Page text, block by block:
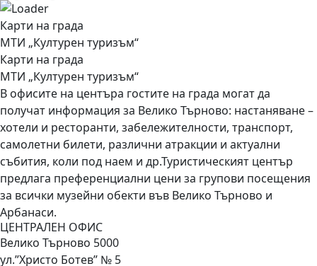
Карти на града
МТИ „Културен туризъм“
Карти на града
МТИ „Културен туризъм“
В офисите на центъра гостите на града могат да
получат информация за Велико Търново: настаняване –
хотели и ресторанти, забележителности, транспорт,
самолетни билети, различни атракции и актуални
събития, коли под наем и др.Туристическият център
предлага преференциални цени за групови посещения
за всички музейни обекти във Велико Търново и
Арбанаси.
ЦЕНТРАЛЕН ОФИС
Велико Търново 5000
ул.”Христо Ботев” № 5